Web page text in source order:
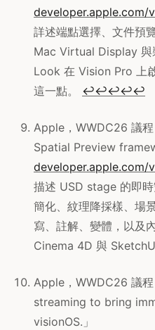
詳述端點選擇、文件預
Mac Virtual Display 與
Look 在 Vision Pro 上
這一點。 ↩↩↩↩↩
Apple，WWDC26 議
Spatial Preview
描述 USD stage 的即
簡化、紋理降採樣、場
寫、註解、變體，以及
Cinema 4D 與
Apple，WWDC26 議
streaming to bring
visionOS.」